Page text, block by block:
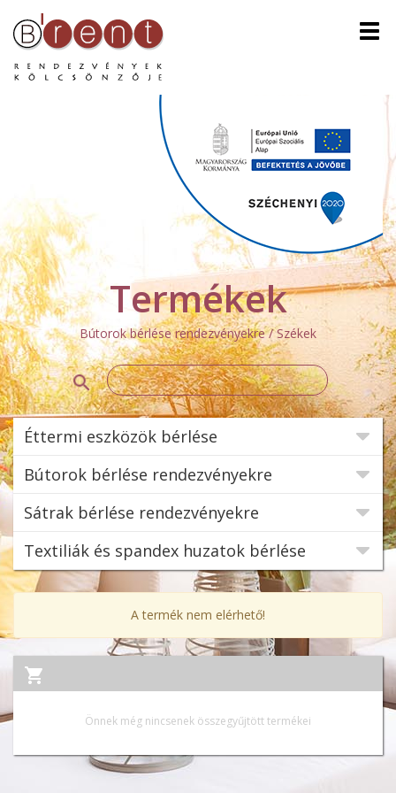
Termékek
Bútorok bérlése rendezvényekre / Székek
Éttermi eszközök bérlése
Bútorok bérlése rendezvényekre
Sátrak bérlése rendezvényekre
Textiliák és spandex huzatok bérlése
A termék nem elérhető!
Önnek még nincsenek összegyűjtött termékei